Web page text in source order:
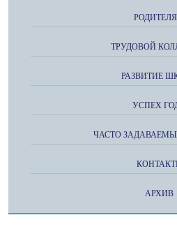
ТРУДОВОЙ
РАЗВИТИЕ
УСПЕХ
ЧАСТО
АРХИВ